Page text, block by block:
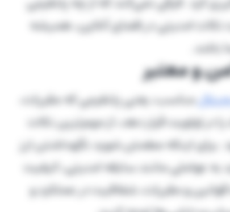
نکات امنیتی در فضای آنلاین، همیشه
باشد.
و معتبر
مناسب، یعنی پلتفرمی که مقررات،
اولویت قرار دهد، از مهم‌ترین نکات
اینکه مطمئن شوید نگهداشتن ارز
به عواملی مانند سابقه امنیتی، کیفیت
قوانین و مقررات، شفافیت در عملکرد و